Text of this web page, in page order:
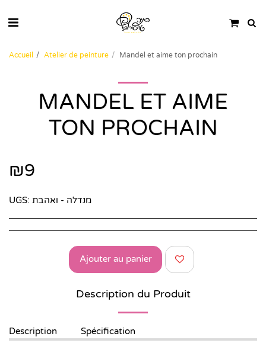
Accueil Atelier de peinture Mandel et aime ton prochain
MANDEL ET AIME
TON PROCHAIN
₪9
UGS: מנדלה - ואהבת
Ajouter au panier
Description du Produit
Description Spécification